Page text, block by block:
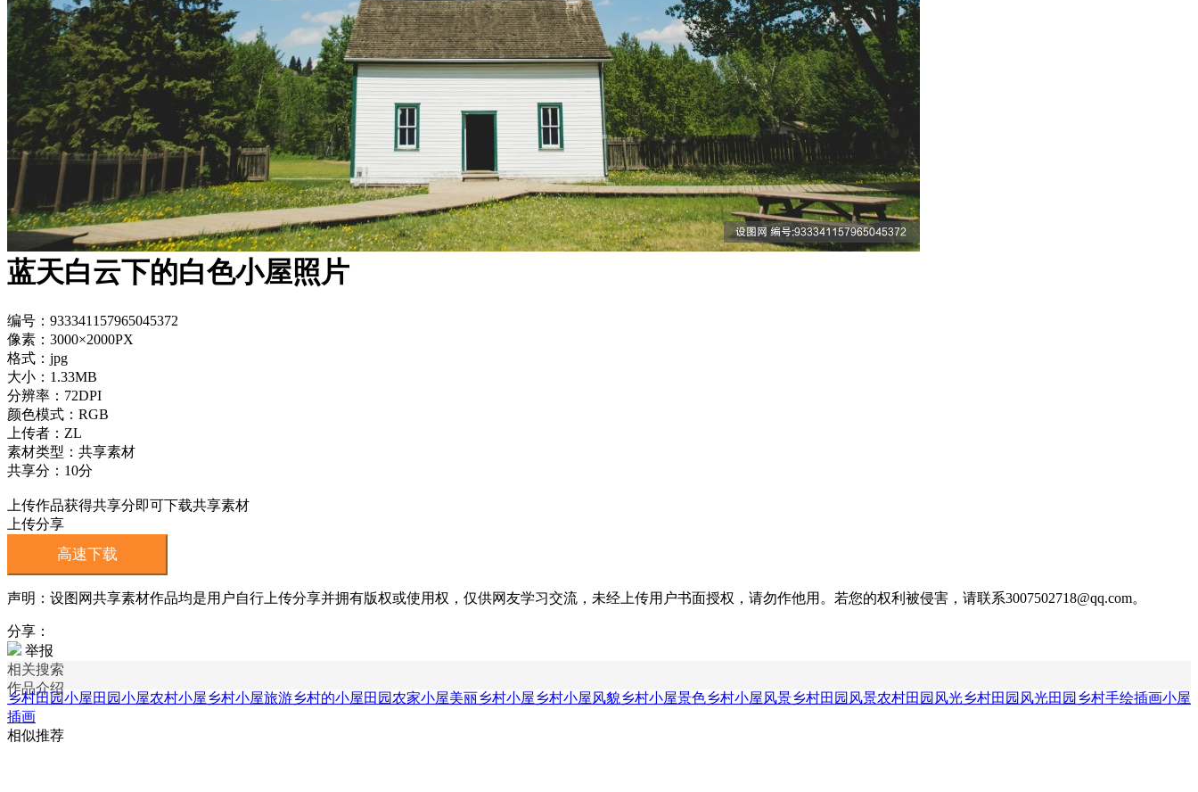
蓝天白云下的白色小屋照片
编号：933341157965045372
像素：3000×2000PX
格式：jpg
大小：1.33MB
分辨率：72DPI
颜色模式：RGB
上传者：ZL
素材类型：共享素材
共享分：10分
上传作品获得共享分即可下载共享素材
上传分享
高速下载
声明：设图网共享素材作品均是用户自行上传分享并拥有版权或使用权，仅供网友学习交流，未经上传用户书面授权，请勿作他用。若您的权利被侵害，请联系3007502718@qq.com。
分享：
举报
相关搜索
作品介绍
乡村田园小屋田园小屋农村小屋乡村小屋旅游乡村的小屋田园农家小屋美丽乡村小屋乡村小屋风貌乡村小屋景色乡村小屋风景乡村田园风景农村田园风光乡村田园风光田园乡村手绘插画小屋
插画
相似推荐